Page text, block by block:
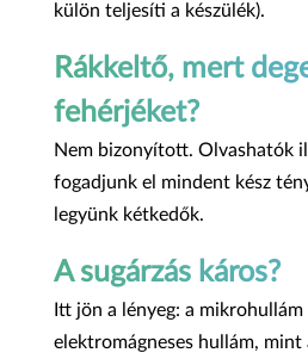
külön teljesíti a készülék).
Rákkeltő, mert
fehérjéket?
Nem bizonyított. Olvashatók
fogadjunk el mindent kész
legyünk kétkedők.
A sugárzás káros?
Itt jön a lényeg: a mikrohullám
elektromágneses hullám, mint